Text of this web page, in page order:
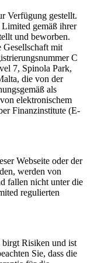
Verfügung gestellt.
gemäß ihrer
und beworben.
mit
C
7, Spinola Park,
die von der
als
elektronischem
Finanzinstitute (E-
Webseite oder der
werden von
fallen nicht unter die
regulierten
Risiken und ist
Sie, dass die